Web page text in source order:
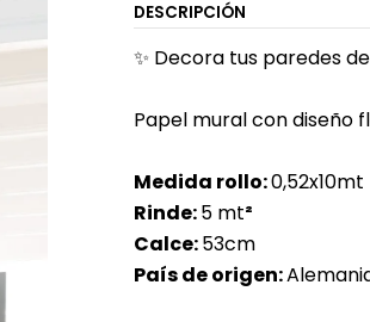
DESCRIPCIÓN
✨ Decora tus paredes
Papel mural con diseño
Medida rollo:0,52x10mt
Rinde:5 mt²
Calce:53cm
País de origen: